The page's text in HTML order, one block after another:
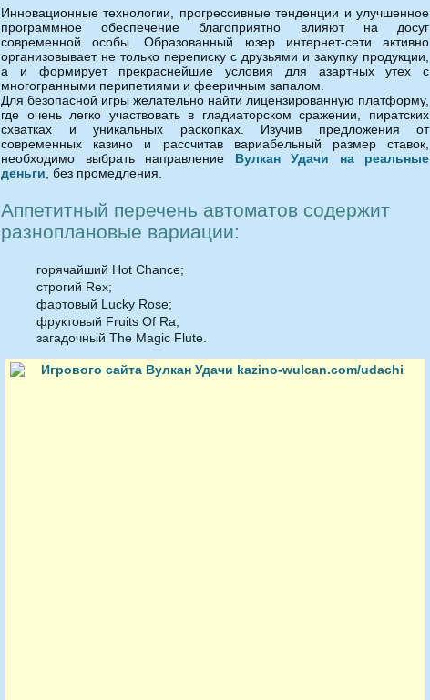
Инновационные технологии, прогрессивные тенденции и улучшенное
программное обеспечение благоприятно влияют на досуг
современной особы. Образованный юзер интернет-сети активно
организовывает не только переписку с друзьями и закупку продукции,
а и формирует прекраснейшие условия для азартных утех с
многогранными перипетиями и фееричным запалом.
Для безопасной игры желательно найти лицензированную платформу,
где очень легко участвовать в гладиаторском сражении, пиратских
схватках и уникальных раскопках. Изучив предложения от
современных казино и рассчитав вариабельный размер ставок,
необходимо выбрать направление Вулкан Удачи на реальные
деньги , без промедления.
Аппетитный перечень автоматов содержит
разноплановые вариации:
горячайший Hot Chance;
строгий Rex;
фартовый Lucky Rose;
фруктовый Fruits Оf Ra;
загадочный The Magic Flute.